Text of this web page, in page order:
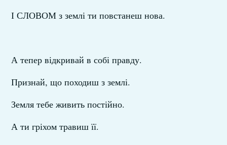
І СЛОВОМ з землі ти повстанеш нова.
А тепер відкривай в собі правду.
Признай, що походиш з землі.
Земля тебе живить постійно.
А ти гріхом травиш її.